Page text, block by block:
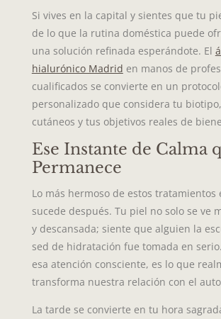
Si vives en la capital y sientes que tu
de lo que la rutina doméstica puede
una solución refinada esperándote. El
hialurónico Madrid en manos de
cualificados se convierte en un
personalizado que considera tu
cutáneos y tus objetivos reales de
Ese Instante de Calma
Permanece
Lo más hermoso de estos tratamientos
sucede después. Tu piel no solo se ve
y descansada; siente que alguien la
sed de hidratación fue tomada en
esa atención consciente, es lo que
transforma nuestra relación con el
La tarde se convierte en tu hora